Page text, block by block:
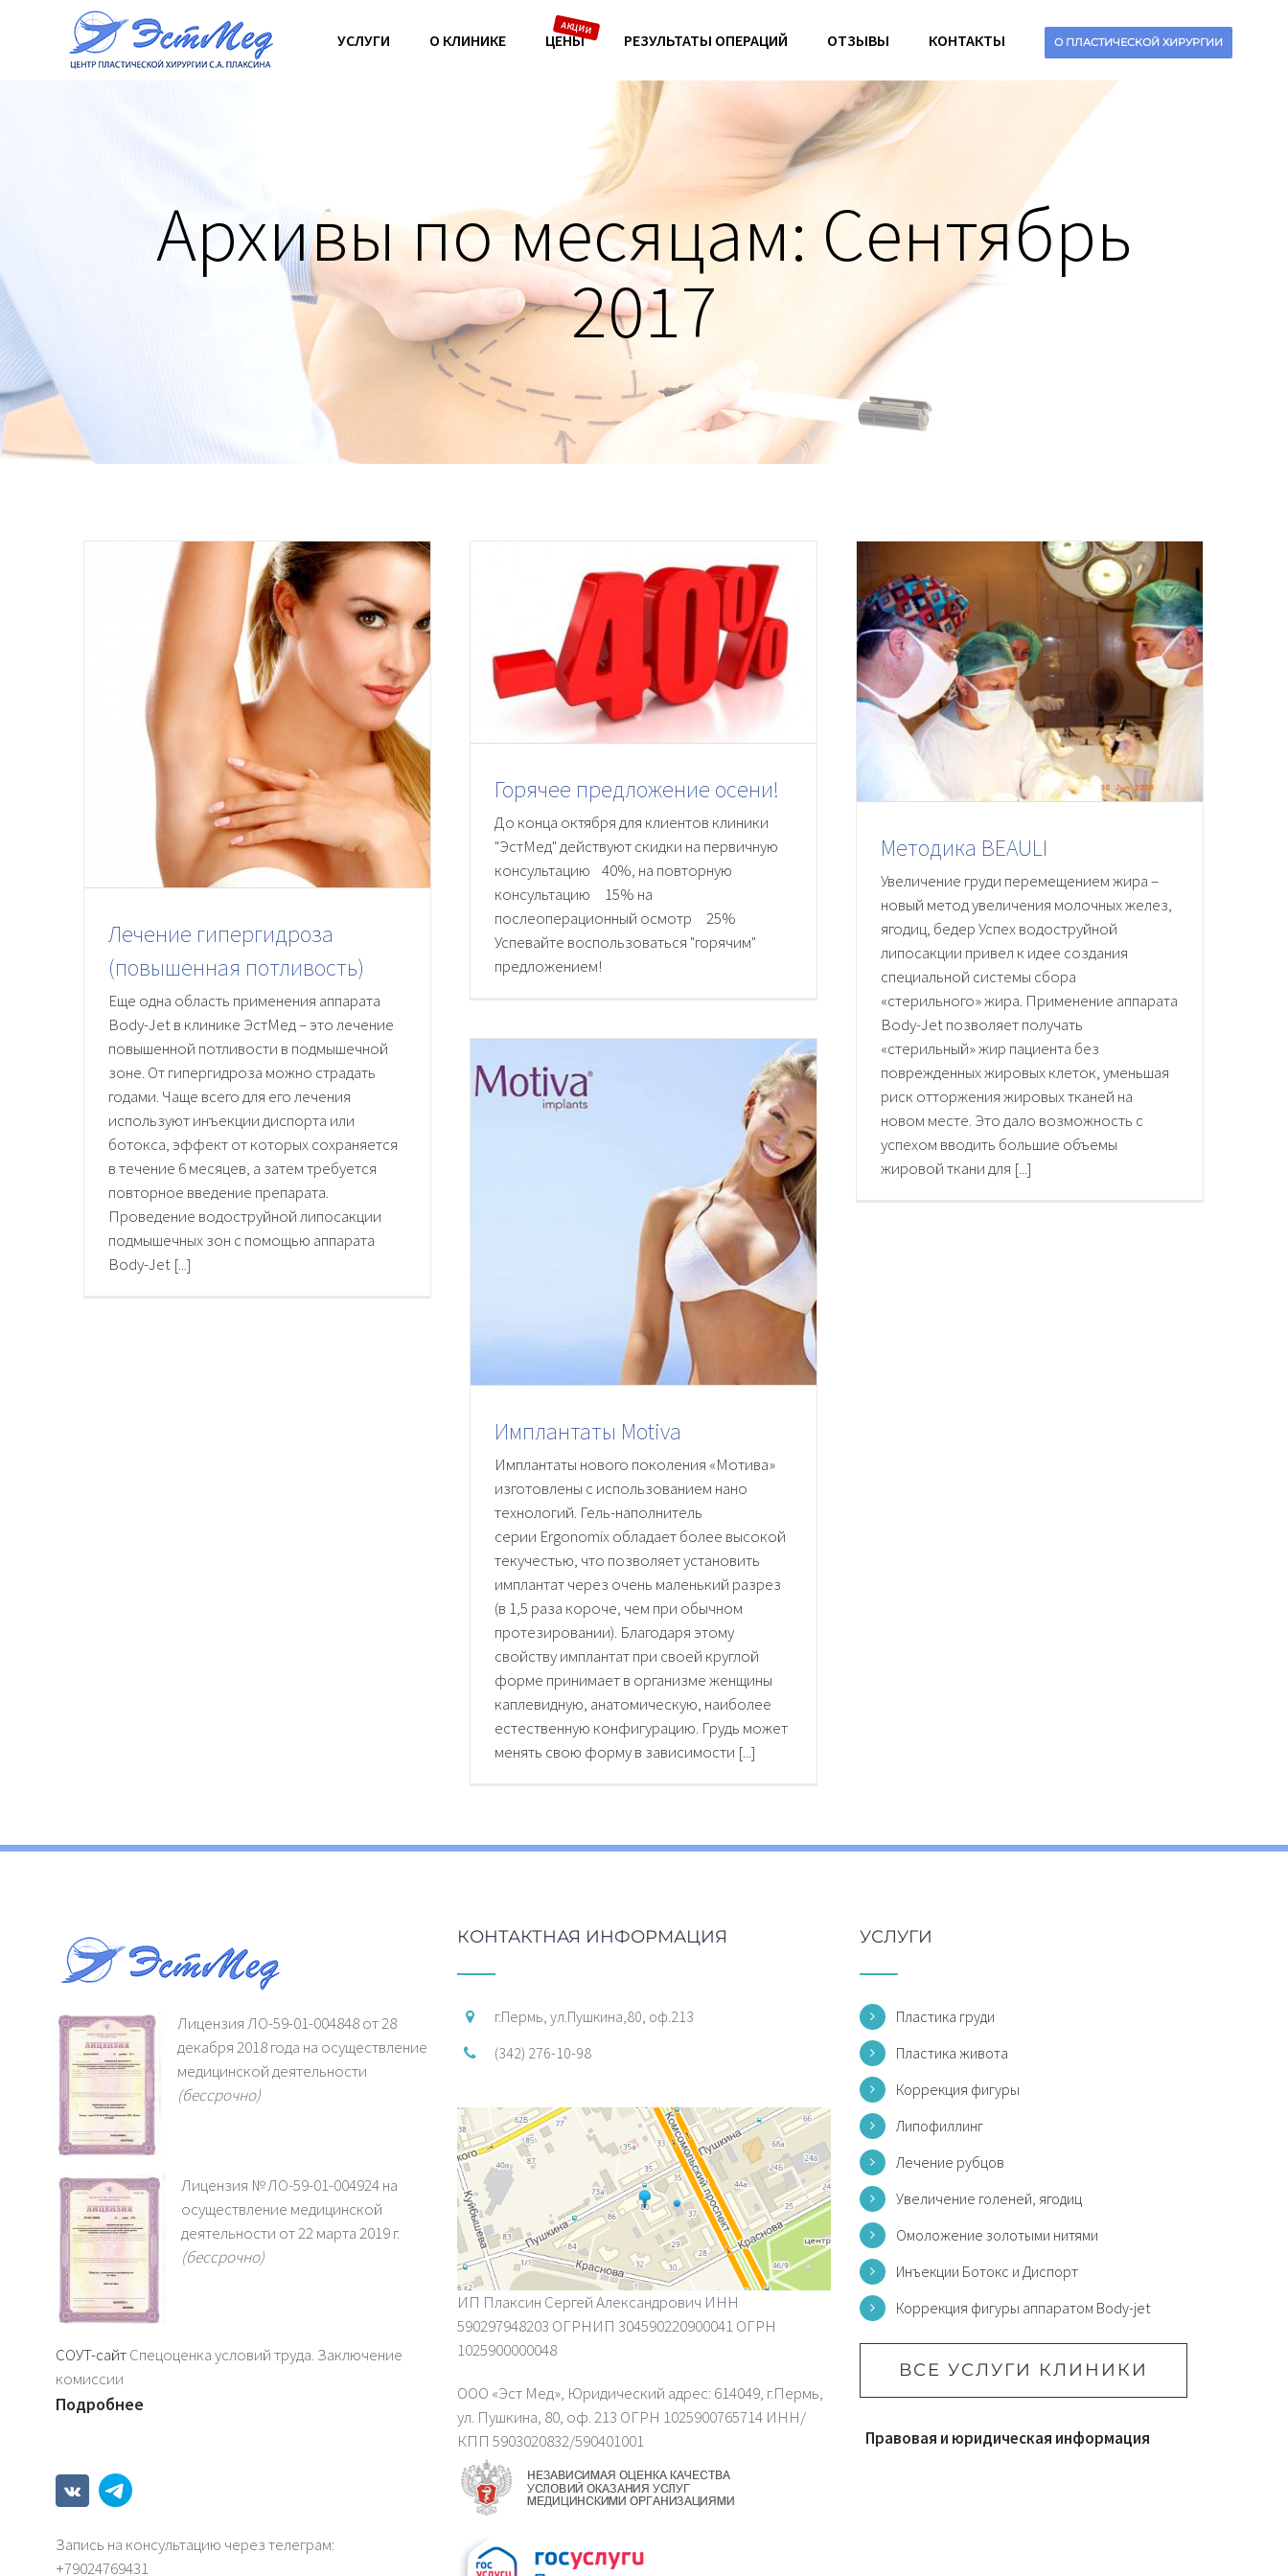
УСЛУГИ О КЛИНИКЕ ЦЕНЫ РЕЗУЛЬТАТЫ ОПЕРАЦИЙ ОТЗЫВЫ КОНТАКТЫ О ПЛАСТИЧЕСКОЙ ХИРУРГИИ
Архивы по месяцам: Сентябрь
2017
Лечение гипергидроза
(повышенная потливость)
Еще одна область применения аппарата
Body-Jet в клинике ЭстМед – это лечение
повышенной потливости в подмышечной
зоне. От гипергидроза можно страдать
годами. Чаще всего для его лечения
используют инъекции диспорта или
ботокса, эффект от которых сохраняется
в течение 6 месяцев, а затем требуется
повторное введение препарата.
Проведение водоструйной липосакции
подмышечных зон с помощью аппарата
Body-Jet [...]
Горячее предложение осени!
До конца октября для клиентов клиники
"ЭстМед" действуют скидки на первичную
консультацию 40%, на повторную
консультацию 15% на
послеоперационный осмотр 25%
Успевайте воспользоваться "горячим"
предложением!
Методика BEAULI
Увеличение груди перемещением жира –
новый метод увеличения молочных желез,
ягодиц, бедер Успех водоструйной
липосакции привел к идее создания
специальной системы сбора
«стерильного» жира. Применение аппарата
Body-Jet позволяет получать
«стерильный» жир пациента без
поврежденных жировых клеток, уменьшая
риск отторжения жировых тканей на
новом месте. Это дало возможность с
успехом вводить большие объемы
жировой ткани для [...]
Имплантаты Motiva
Имплантаты нового поколения «Мотива»
изготовлены с использованием нано
технологий. Гель-наполнитель
серии Ergonomix обладает более высокой
текучестью, что позволяет установить
имплантат через очень маленький разрез
(в 1,5 раза короче, чем при обычном
протезировании). Благодаря этому
свойству имплантат при своей круглой
форме принимает в организме женщины
каплевидную, анатомическую, наиболее
естественную конфигурацию. Грудь может
менять свою форму в зависимости [...]
Лицензия ЛО-59-01-004848 от 28
декабря 2018 года на осуществление
медицинской деятельности
(бессрочно)
Лицензия № ЛО-59-01-004924 на
осуществление медицинской
деятельности от 22 марта 2019 г.
(бессрочно)
СОУТ-сайтСпецоценка условий труда. Заключение
комиссии
Подробнее
Запись на консультацию через телеграм:
+79024769431
КОНТАКТНАЯ ИНФОРМАЦИЯ
г.Пермь, ул.Пушкина,80, оф.213
(342) 276-10-98
ИП Плаксин Сергей Александрович ИНН
590297948203 ОГРНИП 304590220900041 ОГРН
1025900000048
ООО «Эст Мед», Юридический адрес: 614049, г.Пермь,
ул. Пушкина, 80, оф. 213 ОГРН 1025900765714 ИНН/
КПП 5903020832/590401001
УСЛУГИ
Пластика груди
Пластика живота
Коррекция фигуры
Липофиллинг
Лечение рубцов
Увеличение голеней, ягодиц
Омоложение золотыми нитями
Инъекции Ботокс и Диспорт
Коррекция фигуры аппаратом Body-jet
ВСЕ УСЛУГИ КЛИНИКИ
Правовая и юридическая информация